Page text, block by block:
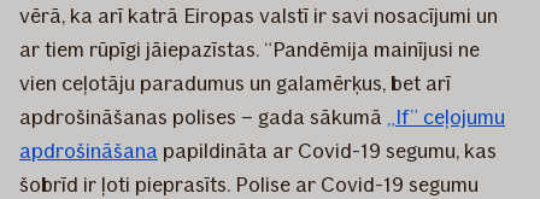
vērā, ka arī katrā Eiropas valstī ir savi nosacījumi un
ar tiem rūpīgi jāiepazīstas. “Pandēmija mainījusi ne
vien ceļotāju paradumus un galamērķus, bet arī
apdrošināšanas polises – gada sākumā „If” ceļojumu
apdrošināšana papildināta ar Covid-19 segumu, kas
šobrīd ir ļoti pieprasīts. Polise ar Covid-19 segumu